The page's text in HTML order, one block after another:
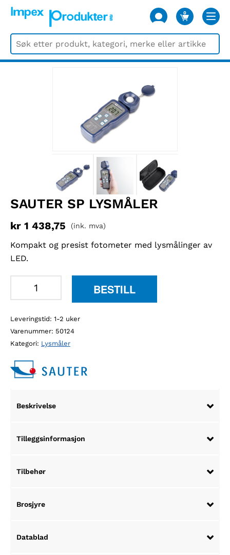
0
VARER
SAUTER SP LYSMÅLER
kr 1 438,75 (ink. mva)
Kompakt og presist fotometer med lysmålinger av
LED.
antall
BESTILL
Leveringstid: 1-2 uker
Varenummer: 50124
Kategori: Lysmåler
Beskrivelse
Tilleggsinformasjon
Tilbehør
Brosjyre
Datablad